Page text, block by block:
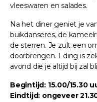
vleeswaren en salades.
Na het diner geniet je
buikdanseres, de
de sterren. Je zult een
doorbrengen. 1 ding is
avond die je altijd bij zal
Begintijd: 15.00/15.30
Eindtijd: ongeveer